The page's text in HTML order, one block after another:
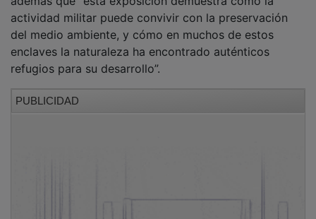
actividad militar puede convivir con la preservación
del medio ambiente, y cómo en muchos de estos
enclaves la naturaleza ha encontrado auténticos
refugios para su desarrollo”.